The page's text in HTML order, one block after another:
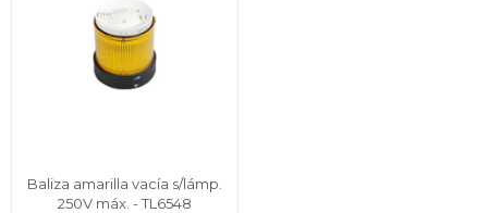
Baliza amarilla vacía s/lámp.
250V máx. - TL6548